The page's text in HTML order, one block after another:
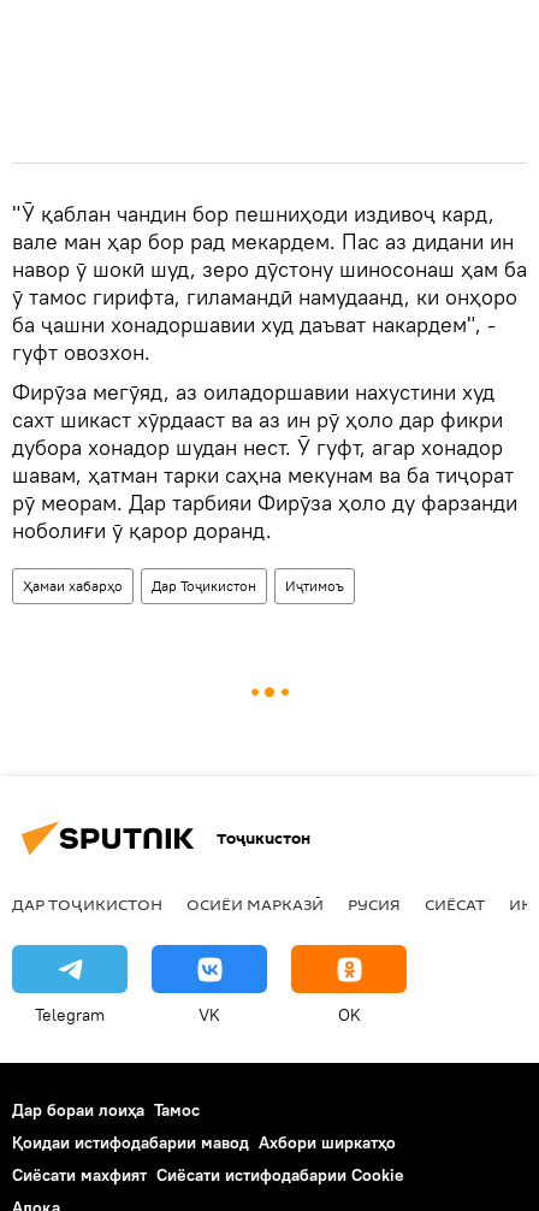
"Ӯ қаблан чандин бор пешниҳоди издивоҷ кард,
вале ман ҳар бор рад мекардем. Пас аз дидани ин
навор ӯ шокӣ шуд, зеро дӯстону шиносонаш ҳам ба
ӯ тамос гирифта, гиламандӣ намудаанд, ки онҳоро
ба ҷашни хонадоршавии худ даъват накардем", -
гуфт овозхон.
Фирӯза мегӯяд, аз оиладоршавии нахустини худ
сахт шикаст хӯрдааст ва аз ин рӯ ҳоло дар фикри
дубора хонадор шудан нест. Ӯ гуфт, агар хонадор
шавам, ҳатман тарки саҳна мекунам ва ба тиҷорат
рӯ меорам. Дар тарбияи Фирӯза ҳоло ду фарзанди
ноболиғи ӯ қарор доранд.
Ҳамаи хабарҳо Дар Тоҷикистон Иҷтимоъ
Тоҷикистон
ДАР ТОҶИКИСТОН ОСИЁИ МАРКАЗӢ РУСИЯ СИЁСАТ
Telegram VK OK
Дар бораи лоиҳа Тамос
Қоидаи истифодабарии мавод Ахбори ширкатҳо
Сиёсати махфият Сиёсати истифодабарии Cookie